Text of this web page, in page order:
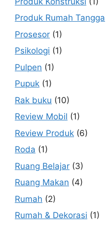
Produk Rumah Tangga
Prosesor (1)
Psikologi (1)
Pulpen (1)
Pupuk (1)
Rak buku (10)
Review Mobil (1)
Review Produk (6)
Roda (1)
Ruang Belajar (3)
Ruang Makan (4)
Rumah (2)
Rumah & Dekorasi (1)